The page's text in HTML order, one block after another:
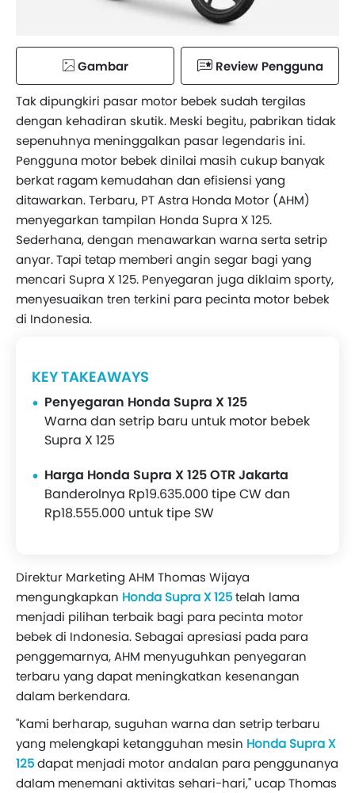
Gambar Review Pengguna
Tak dipungkiri pasar motor bebek sudah tergilas
dengan kehadiran skutik. Meski begitu, pabrikan tidak
sepenuhnya meninggalkan pasar legendaris ini.
Pengguna motor bebek dinilai masih cukup banyak
berkat ragam kemudahan dan efisiensi yang
ditawarkan. Terbaru, PT Astra Honda Motor (AHM)
menyegarkan tampilan Honda Supra X 125.
Sederhana, dengan menawarkan warna serta setrip
anyar. Tapi tetap memberi angin segar bagi yang
mencari Supra X 125. Penyegaran juga diklaim sporty,
menyesuaikan tren terkini para pecinta motor bebek
di Indonesia.
KEY TAKEAWAYS
Penyegaran Honda Supra X 125
Warna dan setrip baru untuk motor bebek
Supra X 125
Harga Honda Supra X 125 OTR Jakarta
Banderolnya Rp19.635.000 tipe CW dan
Rp18.555.000 untuk tipe SW
Direktur Marketing AHM Thomas Wijaya
mengungkapkan Honda Supra X 125telah lama
menjadi pilihan terbaik bagi para pecinta motor
bebek di Indonesia. Sebagai apresiasi pada para
penggemarnya, AHM menyuguhkan penyegaran
terbaru yang dapat meningkatkan kesenangan
dalam berkendara.
"Kami berharap, suguhan warna dan setrip terbaru
yang melengkapi ketangguhan mesin Honda Supra X
125dapat menjadi motor andalan para penggunanya
dalam menemani aktivitas sehari-hari," ucap Thomas